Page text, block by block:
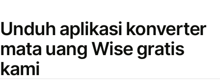
Unduh aplikasi konverter
mata uang Wise gratis
kami